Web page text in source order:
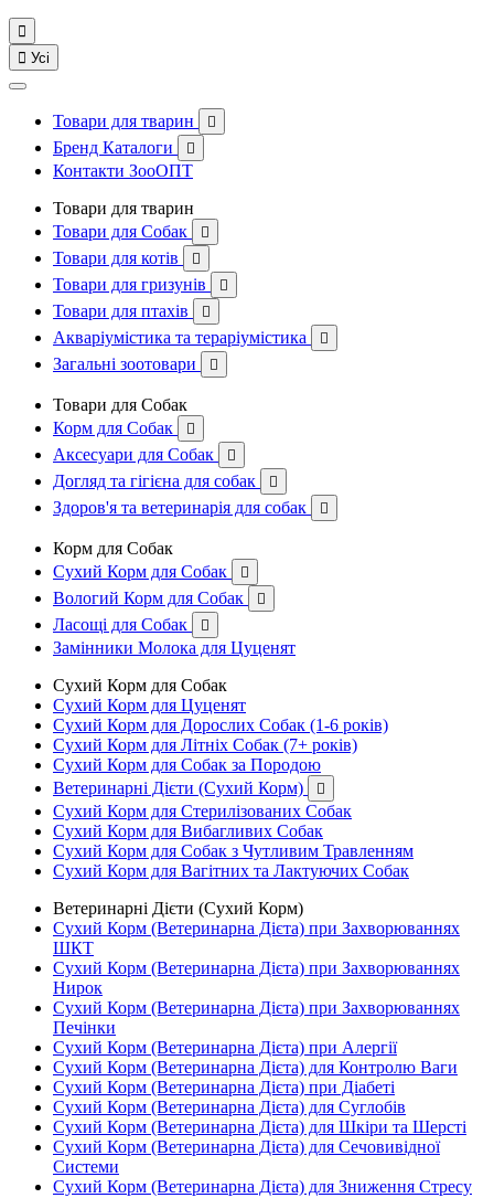

 Усі
Товари для тварин 
Бренд Каталоги 
Контакти ЗооОПТ
Товари для тварин
Товари для Собак

Товари для котів 
Товари для гризунів 
Товари для птахів 
Акваріумістика та тераріумістика 
Загальні зоотовари 
Товари для Собак
Корм для Собак

Аксесуари для Собак 
Догляд та гігієна для собак 
Здоров'я та ветеринарія для собак 
Корм для Собак
Сухий Корм для Собак

Вологий Корм для Собак 
Ласощі для Собак 
Замінники Молока для Цуценят
Сухий Корм для Собак
Сухий Корм для Цуценят
Сухий Корм для Дорослих Собак (1-6 років)
Сухий Корм для Літніх Собак (7+ років)
Сухий Корм для Собак за Породою
Ветеринарні Дієти (Сухий Корм)

Сухий Корм для Стерилізованих Собак
Сухий Корм для Вибагливих Собак
Сухий Корм для Собак з Чутливим Травленням
Сухий Корм для Вагітних та Лактуючих Собак
Ветеринарні Дієти (Сухий Корм)
Сухий Корм (Ветеринарна Дієта) при Захворюваннях
ШКТ
Сухий Корм (Ветеринарна Дієта) при Захворюваннях
Нирок
Сухий Корм (Ветеринарна Дієта) при Захворюваннях
Печінки
Сухий Корм (Ветеринарна Дієта) при Алергії
Сухий Корм (Ветеринарна Дієта) для Контролю Ваги
Сухий Корм (Ветеринарна Дієта) при Діабеті
Сухий Корм (Ветеринарна Дієта) для Суглобів
Сухий Корм (Ветеринарна Дієта) для Шкіри та Шерсті
Сухий Корм (Ветеринарна Дієта) для Сечовивідної
Системи
Сухий Корм (Ветеринарна Дієта) для Зниження Стресу